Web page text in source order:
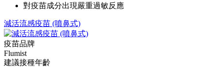
對疫苗成分出現嚴重過敏反應
減活流感疫苗 (噴鼻式)
疫苗品牌
Flumist
建議接種年齡